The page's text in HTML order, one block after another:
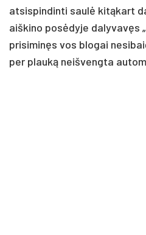
atsispindinti saulė kitąkart
aiškino posėdyje dalyvavęs
prisiminęs vos blogai
per plauką neišvengta